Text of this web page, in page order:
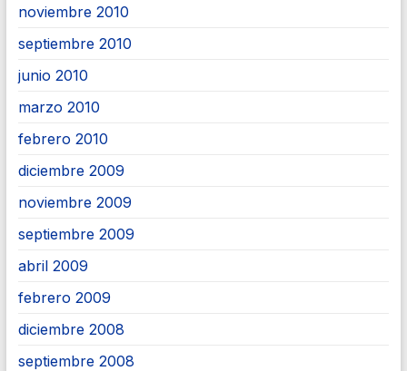
noviembre 2010
septiembre 2010
junio 2010
marzo 2010
febrero 2010
diciembre 2009
noviembre 2009
septiembre 2009
abril 2009
febrero 2009
diciembre 2008
septiembre 2008